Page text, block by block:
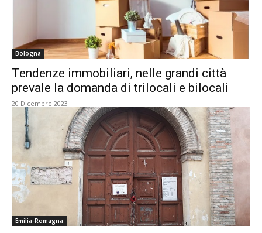
Bologna
Tendenze immobiliari, nelle grandi città
prevale la domanda di trilocali e bilocali
20 Dicembre 2023
Emilia-Romagna